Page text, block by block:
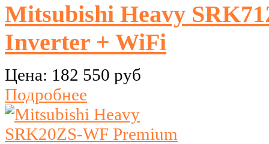
Mitsubishi Heavy
Inverter + WiFi
Цена: 182 550 руб
Подробнее